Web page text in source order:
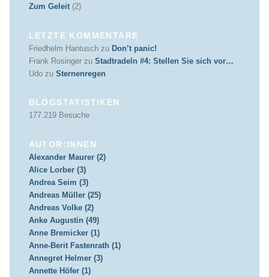
Zum Geleit(2)
LETZTE KOMMENTARE
Friedhelm Hantuschzu Don’t panic!
Frank Rosingerzu Stadtradeln #4: Stellen Sie sich vor…
Udozu Sternenregen
BLOGSTATISTIKEN
177.219 Besuche
AUTOR:INNEN
Alexander Maurer (2)
Alice Lorber (3)
Andrea Seim (3)
Andreas Müller (25)
Andreas Volke (2)
Anke Augustin (49)
Anne Bremicker (1)
Anne-Berit Fastenrath (1)
Annegret Helmer (3)
Annette Höfer (1)